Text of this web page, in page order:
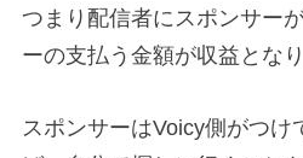
つまり配信者にスポンサー
ーの支払う金額が収益となり
スポンサーはVoicy側がつけ